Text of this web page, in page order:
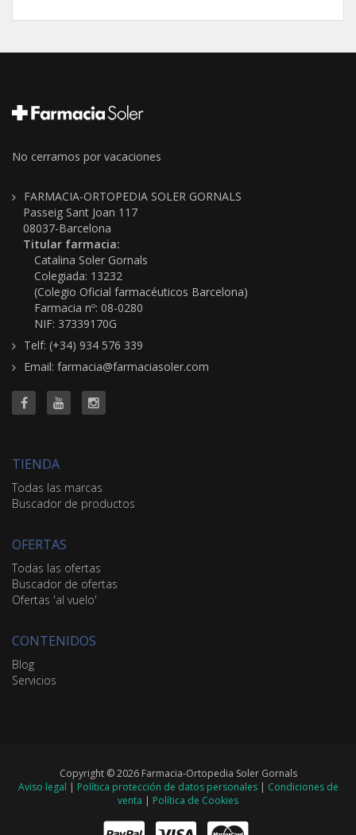
No cerramos por vacaciones
FARMACIA-ORTOPEDIA SOLER GORNALS
Passeig Sant Joan 117
08037-Barcelona
Titular farmacia:
Catalina Soler Gornals
Colegiada: 13232
(Colegio Oficial farmacéuticos Barcelona)
Farmacia nº: 08-0280
NIF: 37339170G
Telf: (+34) 934 576 339
Email: farmacia@farmaciasoler.com
TIENDA
Todas las marcas
Buscador de productos
OFERTAS
Todas las ofertas
Buscador de ofertas
Ofertas 'al vuelo'
CONTENIDOS
Blog
Servicios
Copyright © 2026 Farmacia-Ortopedia Soler Gornals
Aviso legal | Política protección de datos personales| Condiciones de
venta | Política de Cookies